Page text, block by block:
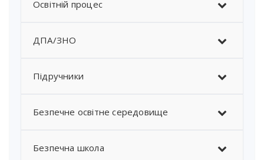
Освітній процес
ДПА/ЗНО
Підручники
Безпечне освітне середовище
Безпечна школа